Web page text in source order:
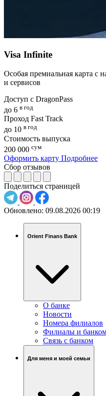
Visa Infinite
Особая премиальная карта с
и сервисов
Доступ с DragonPass
до 6 в год
Проход Fast Track
до 10 в год
Стоимость выпуска
200 000 сум
Оформить карту Подробнее
Сбор отзывов
Поделиться страницей
Обновлено: 09.08.2026 00:19
Orient Finans Bank
О банке
Новости
Номера филиалов
Филиалы и
Связь c банком
Для меня и моей семьи